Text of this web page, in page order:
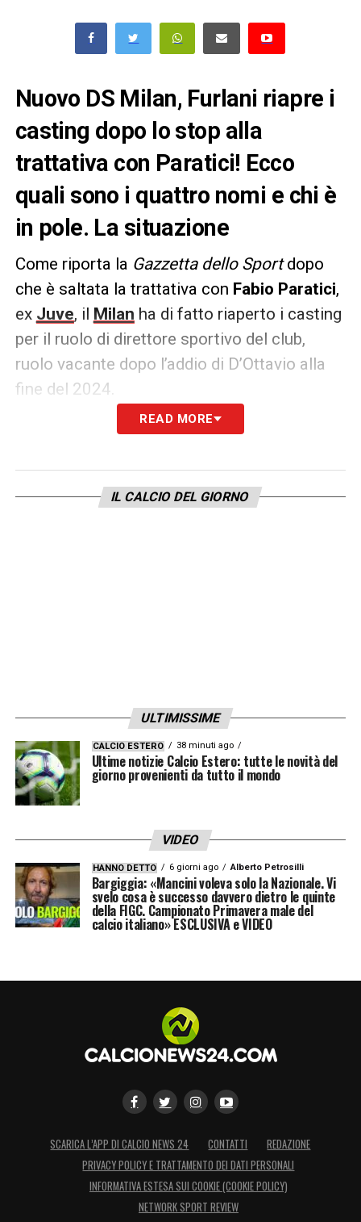
Nuovo DS Milan, Furlani riapre i
casting dopo lo stop alla
trattativa con Paratici! Ecco
quali sono i quattro nomi e chi è
in pole. La situazione
Come riporta la Gazzetta dello Sportdopo
che è saltata la trattativa con Fabio Paratici,
ex Juve, il Milan ha di fatto riaperto i casting
per il ruolo di direttore sportivo del club,
ruolo vacante dopo l’addio di D’Ottavio alla
fine del 2024.
Il nome che piace più di tutti è quello di
in considerazione, invece, le candidature di
READ MORE
IL CALCIO DEL GIORNO
ULTIMISSIME
CALCIO ESTERO 38 minuti ago
Ultime notizie Calcio Estero: tutte le novità del
giorno provenienti da tutto il mondo
VIDEO
HANNO DETTO 6 giorni ago Alberto Petrosilli
Bargiggia: «Mancini voleva solo la Nazionale. Vi
svelo cosa è successo davvero dietro le quinte
della FIGC. Campionato Primavera male del
calcio italiano» ESCLUSIVA e VIDEO
SCARICA L’APP DI CALCIO NEWS 24 CONTATTI
REDAZIONE
PRIVACY POLICY E TRATTAMENTO DEI DATI PERSONALI
INFORMATIVA ESTESA SUI COOKIE (COOKIE POLICY)
NETWORK SPORT REVIEW